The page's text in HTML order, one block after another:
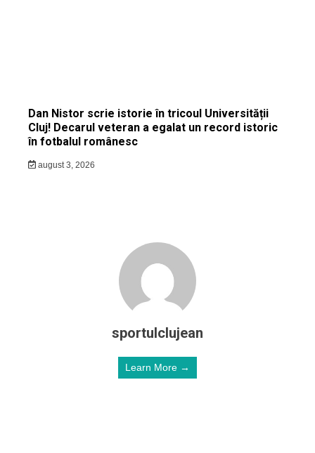
Dan Nistor scrie istorie în tricoul Universității
Cluj! Decarul veteran a egalat un record istoric
în fotbalul românesc
august 3, 2026
sportulclujean
Learn More →